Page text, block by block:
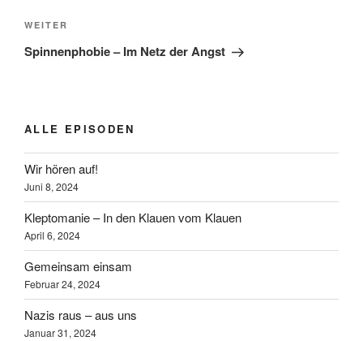
Nächster
Beitrag
WEITER
Spinnenphobie – Im Netz der Angst
ALLE EPISODEN
Wir hören auf!
Juni 8, 2024
Kleptomanie – In den Klauen vom Klauen
April 6, 2024
Gemeinsam einsam
Februar 24, 2024
Nazis raus – aus uns
Januar 31, 2024